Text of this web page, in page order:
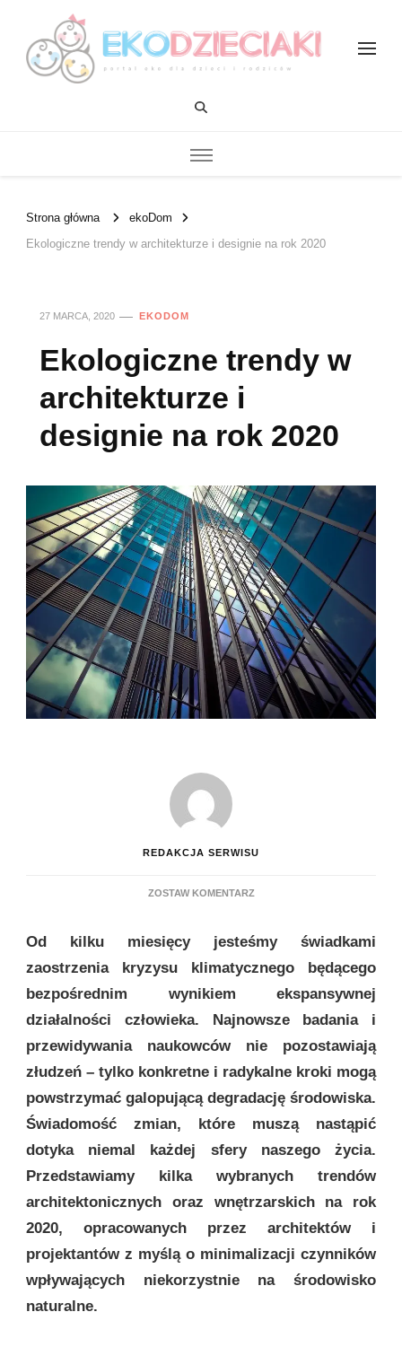
Strona główna
ekoDom
Ekologiczne trendy w architekturze i designie na rok 2020
27 MARCA, 2020 EKODOM
Ekologiczne trendy w
architekturze i
designie na rok 2020
REDAKCJA SERWISU
ZOSTAW KOMENTARZDO
W
ARCHITEKTURZE
DESIGNIE
2020
Od kilku miesięcy jesteśmy świadkami
zaostrzenia kryzysu klimatycznego będącego
bezpośrednim wynikiem ekspansywnej
działalności człowieka. Najnowsze badania i
przewidywania naukowców nie pozostawiają
złudzeń – tylko konkretne i radykalne kroki mogą
powstrzymać galopującą degradację środowiska.
Świadomość zmian, które muszą nastąpić
dotyka niemal każdej sfery naszego życia.
Przedstawiamy kilka wybranych trendów
architektonicznych oraz wnętrzarskich na rok
2020, opracowanych przez architektów i
projektantów z myślą o minimalizacji czynników
wpływających niekorzystnie na środowisko
naturalne.